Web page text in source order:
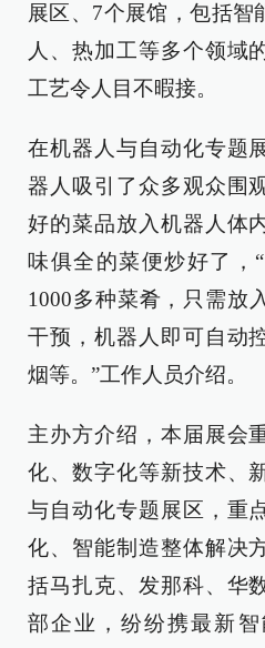
展区、7个展馆，包括智
人、热加工等多个领域
工艺令人目不暇接。
在机器人与自动化专题
器人吸引了众多观众围
好的菜品放入机器人体
味俱全的菜便炒好了，
1000多种菜肴，只需放
干预，机器人即可自动
烟等。”工作人员介绍。
主办方介绍，本届展会
化、数字化等新技术、
与自动化专题展区，重
化、智能制造整体解决
括马扎克、发那科、华
部企业，纷纷携最新